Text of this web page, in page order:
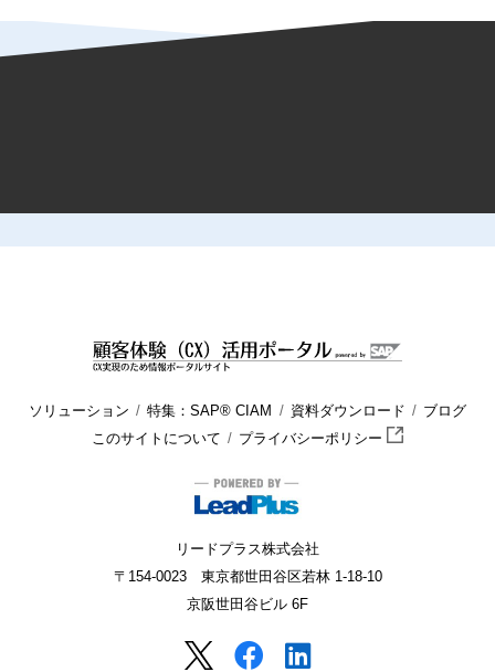
ソリューション 特集：SAP® CIAM 資料ダウンロード
ブログ
このサイトについて
プライバシーポリシー
リードプラス株式会社
〒154-0023 東京都世田谷区若林 1-18-10
京阪世田谷ビル 6F